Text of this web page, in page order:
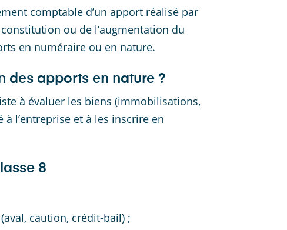
comptable d’un apport réalisé par
ou de l’augmentation du
en numéraire ou en nature.
des apports en nature ?
à évaluer les biens (immobilisations,
l’entreprise et à les inscrire en
8
caution, crédit-bail) ;